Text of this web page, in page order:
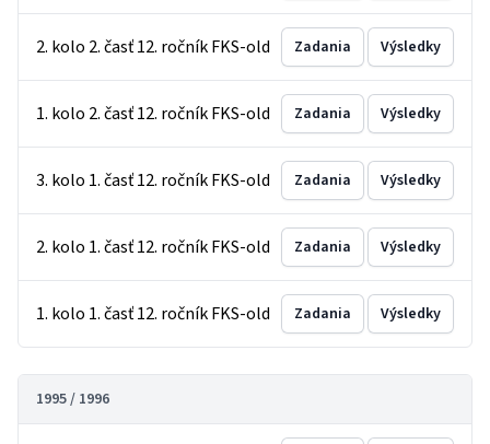
2. kolo 2. časť 12. ročník FKS-old Zadania Výsledky
1. kolo 2. časť 12. ročník FKS-old Zadania Výsledky
3. kolo 1. časť 12. ročník FKS-old Zadania Výsledky
2. kolo 1. časť 12. ročník FKS-old Zadania Výsledky
1. kolo 1. časť 12. ročník FKS-old Zadania Výsledky
1995 / 1996